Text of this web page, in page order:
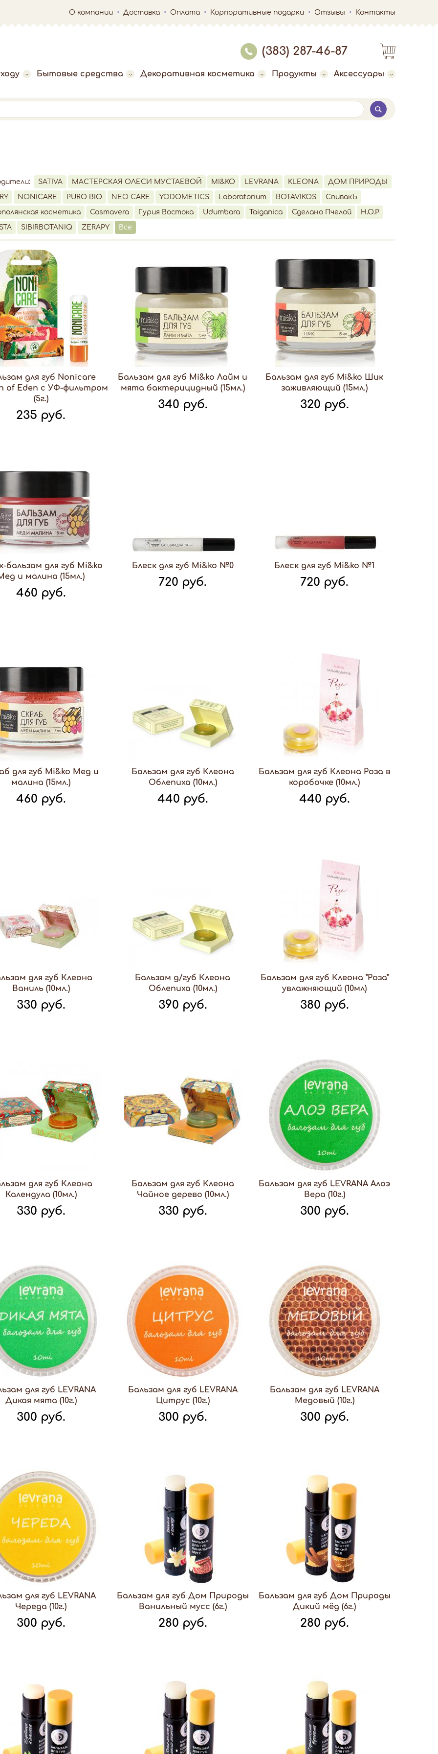
О компании Доставка Оплата Корпоративные подарки Отзывы Контакты
(383) 287-46-87
Бытовые средства Декоративная косметика Продукты Аксессуары
SATIVA МАСТЕРСКАЯ ОЛЕСИ МУСТАЕВОЙ MI&KO LEVRANA KLEONA ДОМ ПРИРОДЫ
NONICARE PURO BIO NEO CARE YODOMETICS Laboratorium BOTAVIKOS СпивакЪ
косметика Cosmavera Гурия Востока Udumbara Taiganica Сделано Пчелой H.O.P
SIBIRBOTANIQ ZERAPY Все
для губ Nonicare
of Eden с УФ-фильтром
(5г.)
235 руб.
Бальзам для губ Mi&ko Лайм и
мята бактерицидный (15мл.)
340 руб.
Бальзам для губ Mi&ko Шик
заживляющий (15мл.)
320 руб.
бальзам для губ Mi&ko
и малина (15мл.)
460 руб.
Блеск для губ Mi&ko №0
720 руб.
Блеск для губ Mi&ko №1
720 руб.
для губ Mi&ko Мед и
малина (15мл.)
460 руб.
Бальзам для губ Клеона
Облепиха (10мл.)
440 руб.
Бальзам для губ Клеона Роза в
коробочке (10мл.)
440 руб.
для губ Клеона
Ваниль (10мл.)
330 руб.
Бальзам д/губ Клеона
Облепиха (10мл.)
390 руб.
Бальзам для губ Клеона "Роза"
увлажняющий (10мл)
380 руб.
для губ Клеона
Календула (10мл.)
330 руб.
Бальзам для губ Клеона
Чайное дерево (10мл.)
330 руб.
Бальзам для губ LEVRANA Алоэ
Вера (10г.)
300 руб.
для губ LEVRANA
Дикая мята (10г.)
300 руб.
Бальзам для губ LEVRANA
Цитрус (10г.)
300 руб.
Бальзам для губ LEVRANA
Медовый (10г.)
300 руб.
для губ LEVRANA
Череда (10г.)
300 руб.
Бальзам для губ Дом Природы
Ванильный мусс (6г.)
280 руб.
Бальзам для губ Дом Природы
Дикий мёд (6г.)
280 руб.